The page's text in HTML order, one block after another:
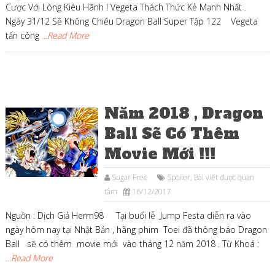
Cược Với Lòng Kiêu Hãnh ! Vegeta Thách Thức Kẻ Mạnh Nhất .
Ngày 31/12 Sẽ Không Chiếu Dragon Ball Super Tập 122 Vegeta
tấn công ...Read More
Năm 2018 , Dragon
Ball Sẽ Có Thêm
Movie Mới !!!
Sugar Free Spoiler, Bài viết được quan
tâm
16/12/2017
Nguồn : Dịch Giả Herm98 Tại buổi lễ Jump Festa diễn ra vào
ngày hôm nay tại Nhật Bản , hãng phim Toei đã thông báo Dragon
Ball sẽ có thêm movie mới vào tháng 12 năm 2018 . Từ Khoá :
...Read More